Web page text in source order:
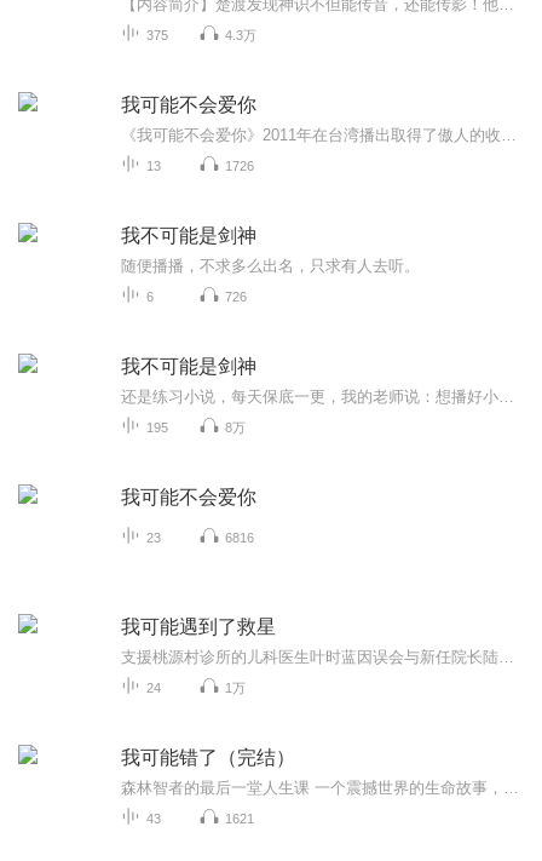
375 4.3万
我可能不会爱你
13 1726
我不可能是剑神
随便播播，不求多么出名，只求有人去听。
6 726
我不可能是剑神
195 8万
我可能不会爱你
23 6816
我可能遇到了救星
24 1万
我可能错了（完结）
43 1621